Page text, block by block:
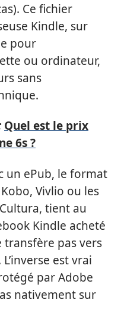
Ce fichier
Kindle, sur
pour
ou ordinateur,
sans
Quel est le prix
6s ?
un ePub, le format
Vivlio ou les
tient au
Kindle acheté
transfère pas vers
est vrai
par Adobe
nativement sur